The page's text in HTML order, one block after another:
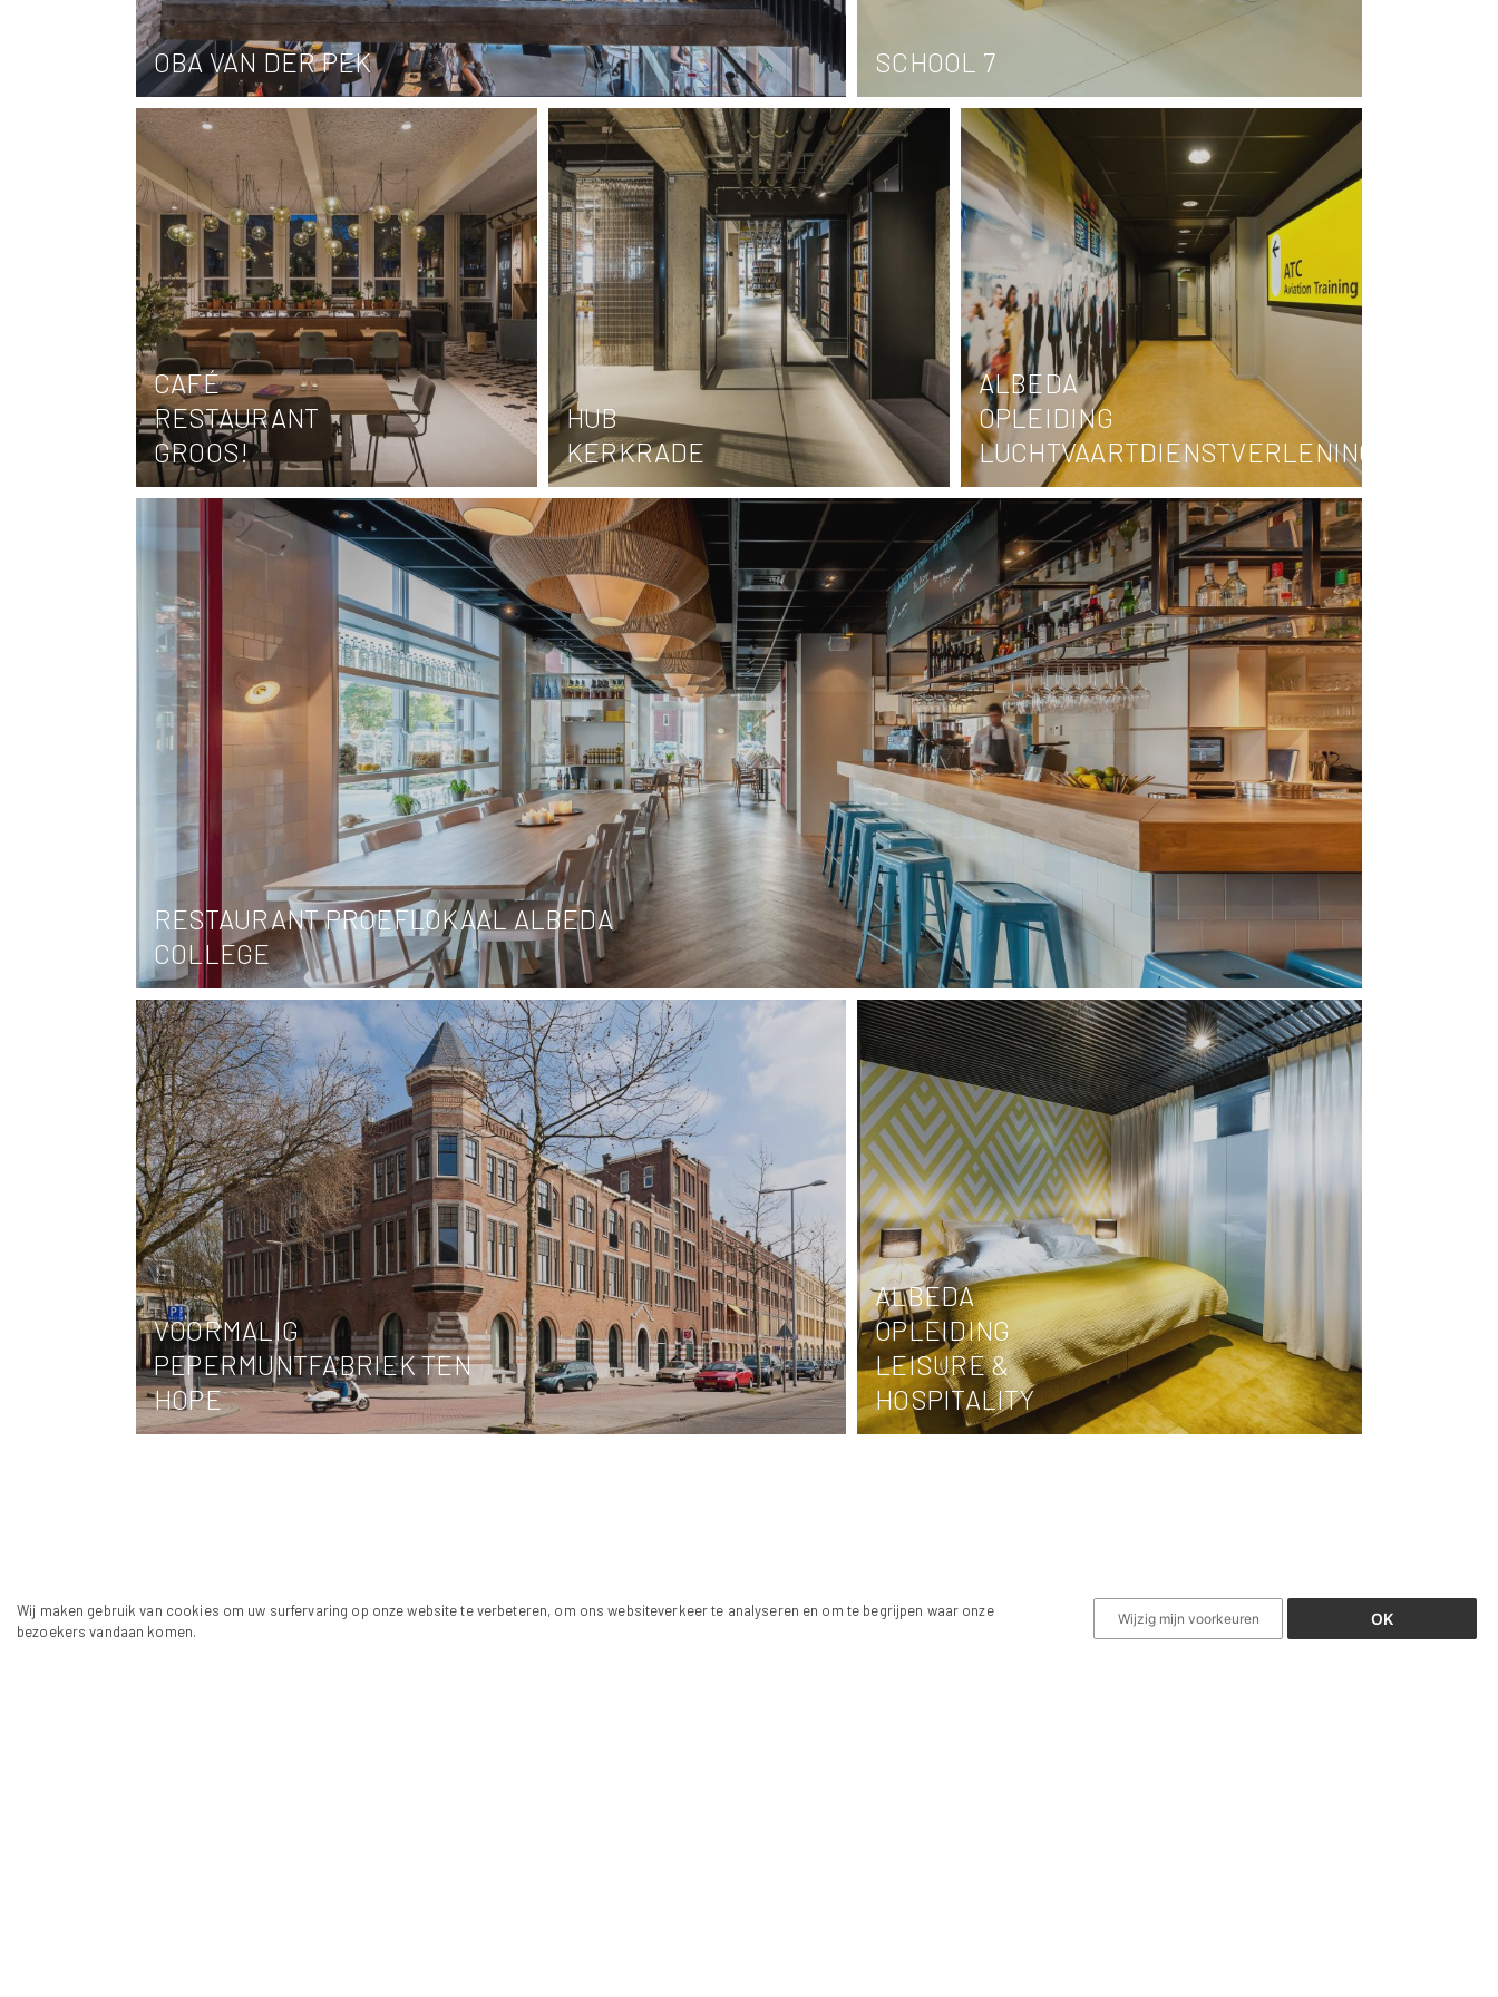
Wij maken gebruik van cookies om uw surfervaring op onze website te verbeteren, om ons websiteverkeer te analyseren en om te begrijpen waar onze
bezoekers vandaan komen.
OK
Wijzig mijn voorkeuren
OBA VAN DER PEK SCHOOL 7
CAFÉ
RESTAURANT
GROOS!
HUB
KERKRADE
ALBEDA
OPLEIDING
LUCHTVAARTDIENSTVERLENING
RESTAURANT PROEFLOKAAL ALBEDA
COLLEGE
VOORMALIG
PEPERMUNTFABRIEK TEN
HOPE
ALBEDA
OPLEIDING
LEISURE &
HOSPITALITY